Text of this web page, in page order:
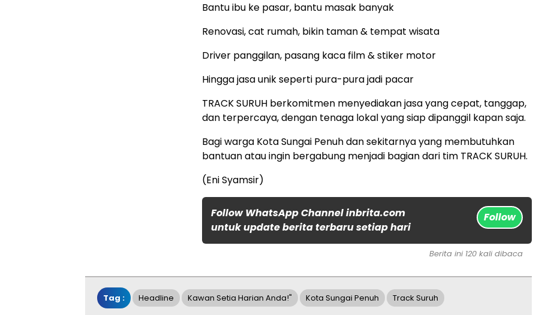
Bantu ibu ke pasar, bantu masak banyak
Renovasi, cat rumah, bikin taman & tempat wisata
Driver panggilan, pasang kaca film & stiker motor
Hingga jasa unik seperti pura-pura jadi pacar
TRACK SURUH berkomitmen menyediakan jasa yang cepat, tanggap,
dan terpercaya, dengan tenaga lokal yang siap dipanggil kapan saja.
Bagi warga Kota Sungai Penuh dan sekitarnya yang membutuhkan
bantuan atau ingin bergabung menjadi bagian dari tim TRACK SURUH.
(Eni Syamsir)
Follow WhatsApp Channel inbrita.com
untuk update berita terbaru setiap hari
Follow
Berita ini 120 kali dibaca
Tag : Headline Kawan Setia Harian Anda!" Kota Sungai Penuh Track Suruh